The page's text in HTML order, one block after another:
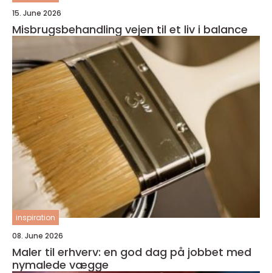
15. June 2026
Misbrugsbehandling vejen til et liv i balance
inspiration
08. June 2026
Maler til erhverv: en god dag på jobbet med
nymalede vægge